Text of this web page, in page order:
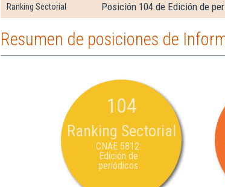
Ranking Sectorial Posición 104 de Edición de
Resumen de posiciones de
104
Ranking Sectorial
CNAE 5812:
Edición de
periódicos